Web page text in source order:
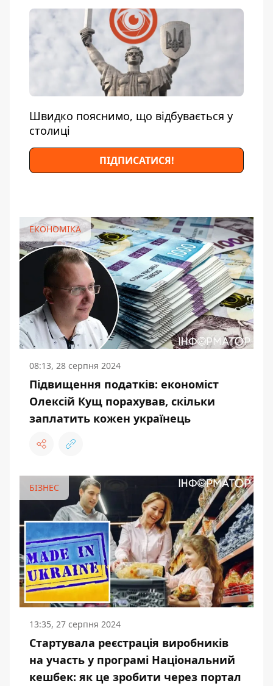
Швидко пояснимо, що відбувається у
столиці
ПІДПИСАТИСЯ!
ЕКОНОМІКА
08:13, 28 серпня 2024
Підвищення податків: економіст
Олексій Кущ порахував, скільки
заплатить кожен українець
БІЗНЕС
13:35, 27 серпня 2024
Стартувала реєстрація виробників
на участь у програмі Національний
кешбек: як це зробити через портал